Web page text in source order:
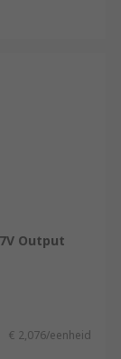
Output
€ 2,076/eenheid